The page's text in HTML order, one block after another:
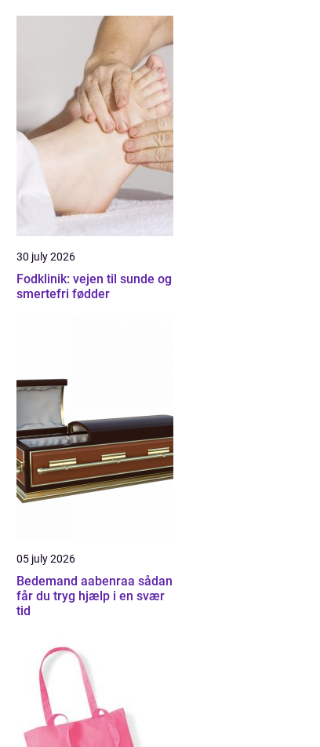
30 july 2026
Fodklinik: vejen til sunde og
smertefri fødder
05 july 2026
Bedemand aabenraa sådan
får du tryg hjælp i en svær
tid